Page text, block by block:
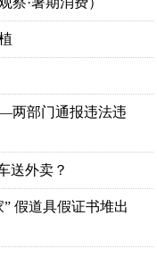
两部门通报违法违
送外卖？
假道具假证书堆出